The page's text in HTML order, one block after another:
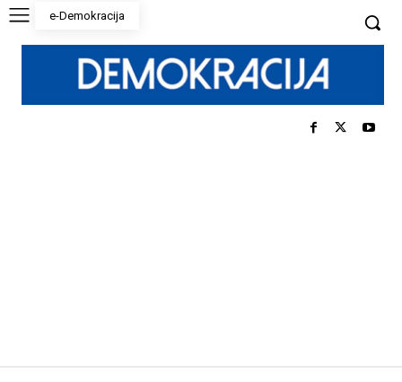
e-Demokracija